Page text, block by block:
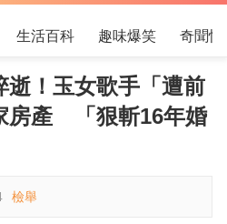
生活百科 趣味爆笑 奇聞怪
逝！玉女歌手「遭前
房產 「狠斬16年婚
檢舉